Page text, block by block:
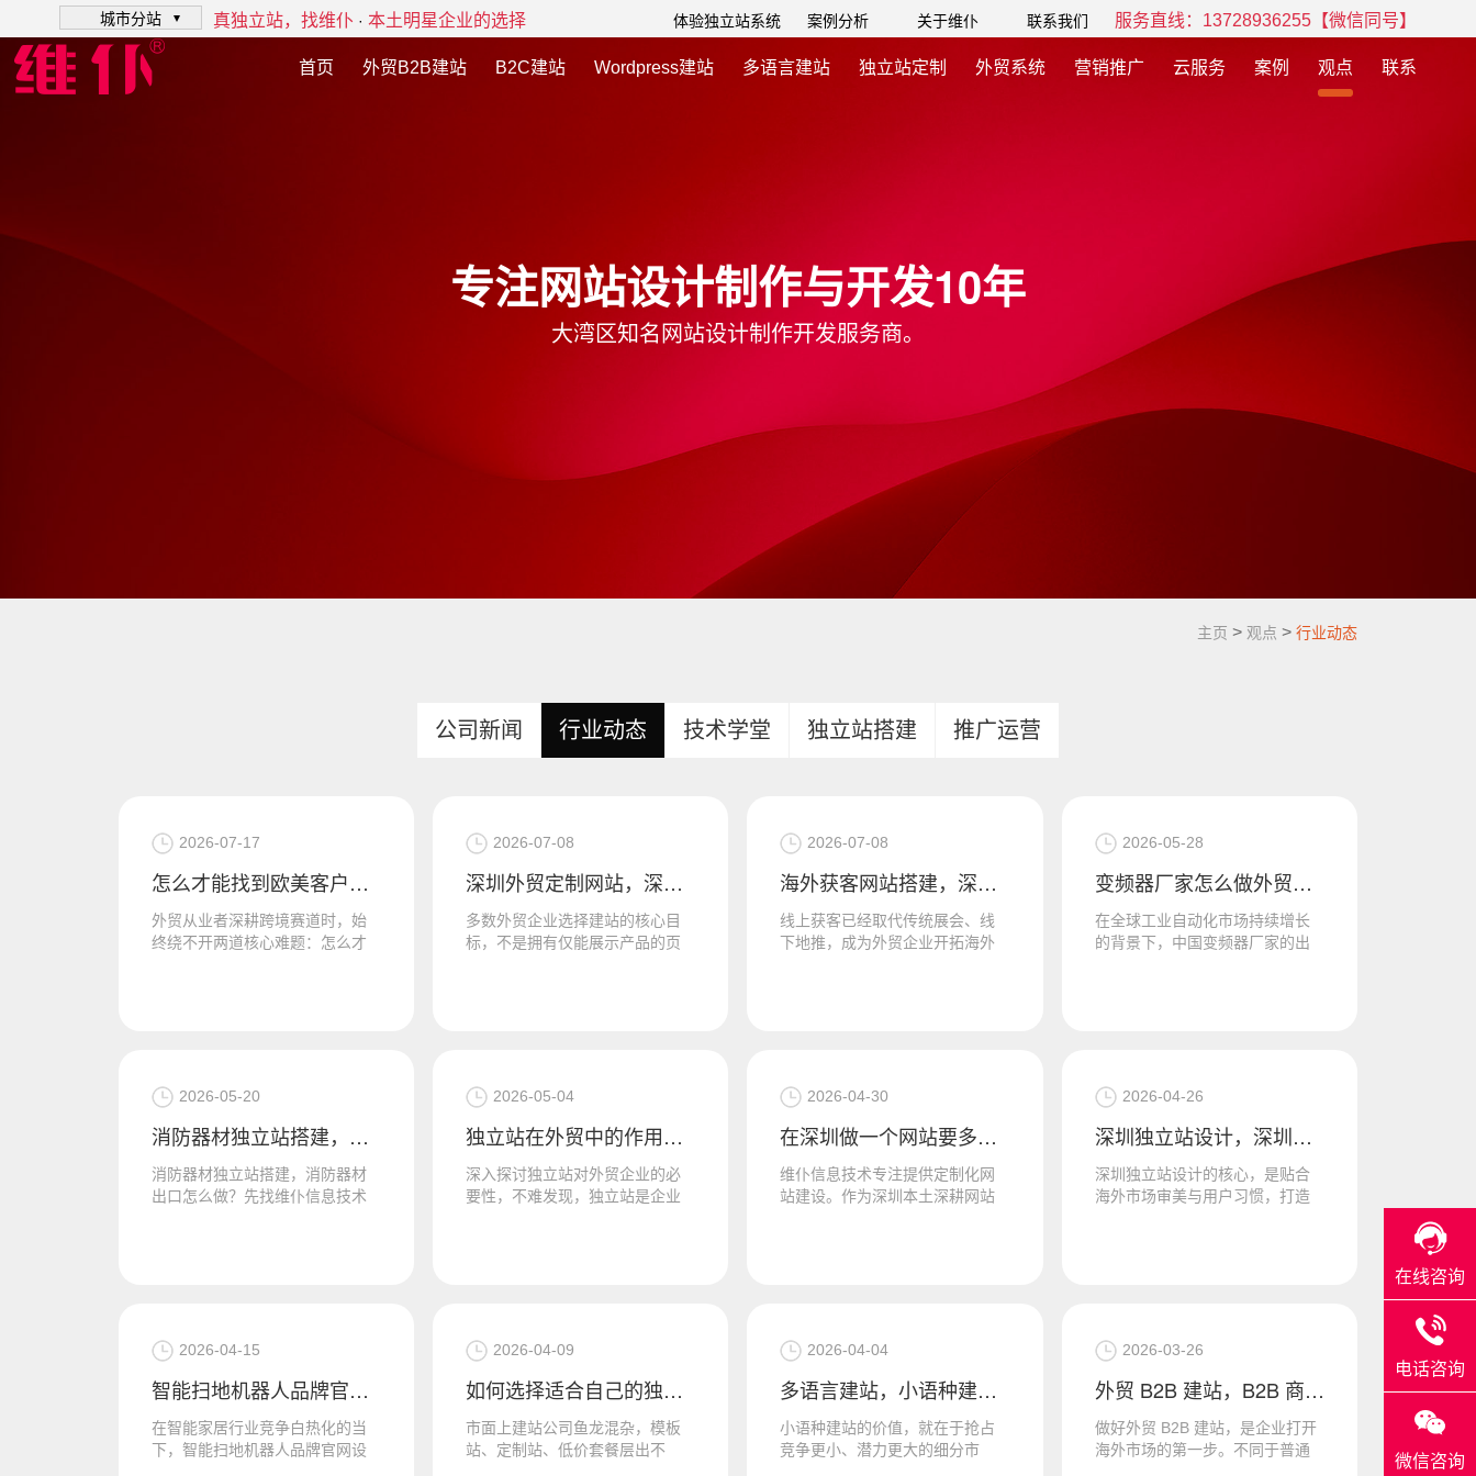
城市分站 真独立站，找维仆 · 本土明星企业的选择 体验独立站系统 案例分析 关于维仆 联系我们 服务直线：13728936255【微信同号】
首页 外贸B2B建站 B2C建站 Wordpress建站 多语言建站 独立站定制 外贸系统 营销推广 云服务 案例 观点 联系
专注网站设计制作与开发10年
大湾区知名网站设计制作开发服务商。
主页 >观点 >行业动态
公司新闻 行业动态 技术学堂 独立站搭建 推广运营
2026-07-17
怎么才能找到欧美客户，做外贸怎么精准开发欧盟国家的客户
外贸从业者深耕跨境赛道时，始
终绕不开两道核心难题：怎么才
2026-07-08
深圳外贸定制网站，深圳外贸网站设计公司，维仆信息技术
多数外贸企业选择建站的核心目
标，不是拥有仅能展示产品的页
2026-07-08
海外获客网站搭建，深圳英文独立站搭建公司
线上获客已经取代传统展会、线
下地推，成为外贸企业开拓海外
2026-05-28
变频器厂家怎么做外贸？变频器独立站设计，就是方式之一
在全球工业自动化市场持续增长
的背景下，中国变频器厂家的出
2026-05-20
消防器材独立站搭建，消防器材出口怎么做？
消防器材独立站搭建，消防器材
出口怎么做？先找维仆信息技术
2026-05-04
独立站在外贸中的作用是什么？独立站对外贸企业的必要性
深入探讨独立站对外贸企业的必
要性，不难发现，独立站是企业
2026-04-30
在深圳做一个网站要多少钱？这主要看是用模版建站，还是定制化建站
维仆信息技术专注提供定制化网
站建设。作为深圳本土深耕网站
2026-04-26
深圳独立站设计，深圳独立站定制公司
深圳独立站设计的核心，是贴合
海外市场审美与用户习惯，打造
2026-04-15
智能扫地机器人品牌官网设计，扫地机独立站建设
在智能家居行业竞争白热化的当
下，智能扫地机器人品牌官网设
2026-04-09
如何选择适合自己的独立站外贸网站建设服务公司？
市面上建站公司鱼龙混杂，模板
站、定制站、低价套餐层出不
2026-04-04
多语言建站，小语种建公司网站找维仆信息技术
小语种建站的价值，就在于抢占
竞争更小、潜力更大的细分市
2026-03-26
外贸 B2B 建站，B2B 商城定制方案，维仆让你满意
做好外贸 B2B 建站，是企业打开
海外市场的第一步。不同于普通
在线咨询
电话咨询
微信咨询